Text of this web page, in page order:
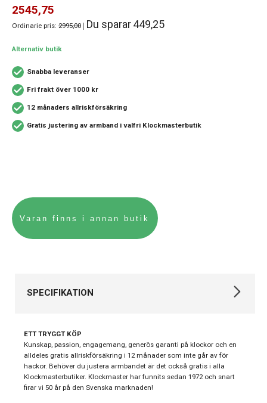
2545,75
Ordinarie pris: 2995,00 Du sparar449,25
Alternativ butik
Snabba leveranser
Fri frakt över 1000 kr
12 månaders allriskförsäkring
Gratis justering av armband i valfri Klockmasterbutik
SPECIFIKATION
Kollektion
Michael Kors
Stil
Modeklockor
Typ av klocka
Damklocka
ETT TRYGGT KÖP
Kunskap, passion, engagemang, generös garanti på klockor och en
alldeles gratis allriskförsäkring i 12 månader som inte går av för
hackor. Behöver du justera armbandet är det också gratis i alla
Klockmasterbutiker. Klockmaster har funnits sedan 1972 och snart
firar vi 50 år på den Svenska marknaden!